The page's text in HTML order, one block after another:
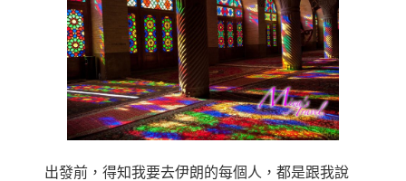
出發前，得知我要去伊朗的每個人，都是跟我說